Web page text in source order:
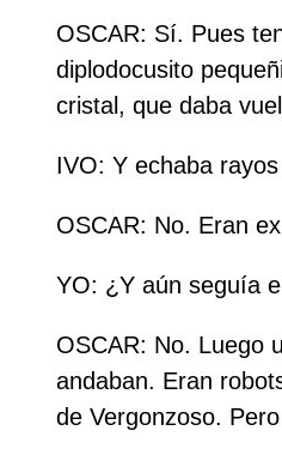
OSCAR: Sí. Pues
diplodocusito
cristal, que daba
IVO: Y echaba
OSCAR: No. Eran
YO: ¿Y aún seguía
OSCAR: No. Luego
andaban. Eran
de Vergonzoso.